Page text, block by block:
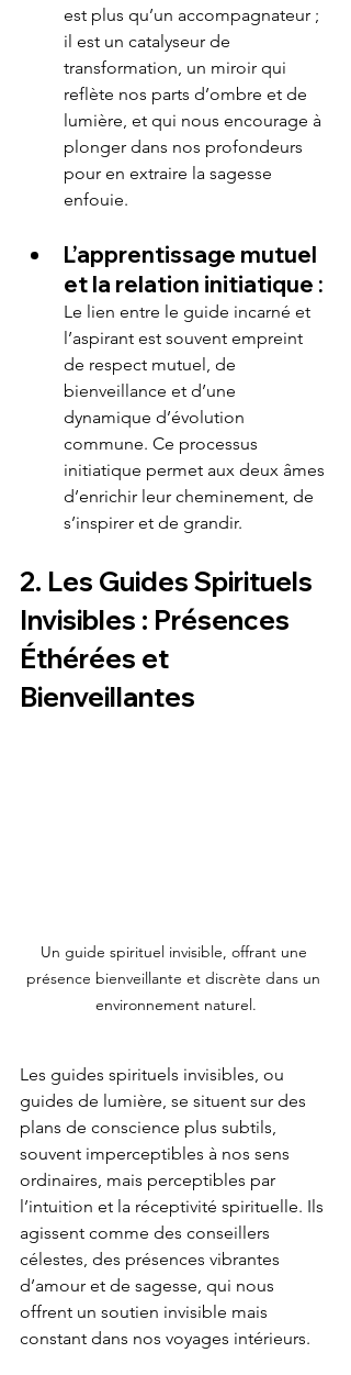
est plus qu’un accompagnateur ;
il est un catalyseur de
transformation, un miroir qui
reflète nos parts d’ombre et de
lumière, et qui nous encourage à
plonger dans nos profondeurs
pour en extraire la sagesse
enfouie.
L’apprentissage mutuel
et la relation initiatique :
Le lien entre le guide incarné et
l’aspirant est souvent empreint
de respect mutuel, de
bienveillance et d’une
dynamique d’évolution
commune. Ce processus
initiatique permet aux deux âmes
d’enrichir leur cheminement, de
s’inspirer et de grandir.
2. Les Guides Spirituels
Invisibles : Présences
Éthérées et
Bienveillantes
Un guide spirituel invisible, offrant une
présence bienveillante et discrète dans un
environnement naturel.
Les guides spirituels invisibles, ou
guides de lumière, se situent sur des
plans de conscience plus subtils,
souvent imperceptibles à nos sens
ordinaires, mais perceptibles par
l’intuition et la réceptivité spirituelle. Ils
agissent comme des conseillers
célestes, des présences vibrantes
d’amour et de sagesse, qui nous
offrent un soutien invisible mais
constant dans nos voyages intérieurs.